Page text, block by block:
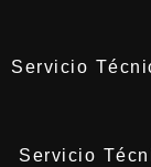
Servicio
Servicio